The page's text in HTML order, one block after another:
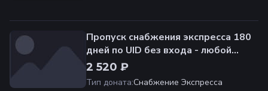
Пропуск снабжения экспресса 180
дней по UID без входа - любой
сервер
2 520 ₽
Тип доната:Снабжение Экспресса